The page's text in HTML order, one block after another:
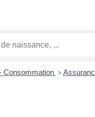
Consommation >